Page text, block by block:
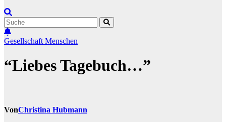
Gesellschaft Menschen
“Liebes Tagebuch…”
VonChristina Hubmann